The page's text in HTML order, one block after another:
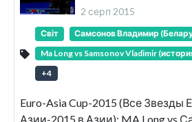
2 серп 2015
Світ
Самсонов Владимир
Ma Long vs Samsonov Vladimir
+4
Euro-Asia Cup-2015 (Все Звезды
Азии-2015 в Азии): MA Long vs